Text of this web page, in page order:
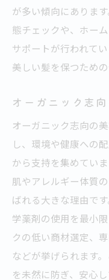
が多い傾向にありま
態チェックや、ホー
サポートが行われて
美しい髪を保つため
オーガニック志
オーガニック志向の
し、環境や健康への
から支持を集めてい
肌やアレルギー体質
ばれる大きな理由で
学薬剤の使用を最小
クの低い商材選定、
などが挙げられます
を未然に防ぎ、安心